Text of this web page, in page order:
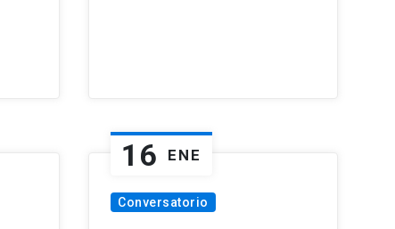
16 ENE
Conversatorio